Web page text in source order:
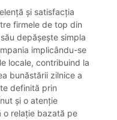
și satisfacția
firmele de top din
depășește simpla
implicându-se
locale, contribuind la
bunăstării zilnice a
definită prin
și o atenție
o relație bazată pe